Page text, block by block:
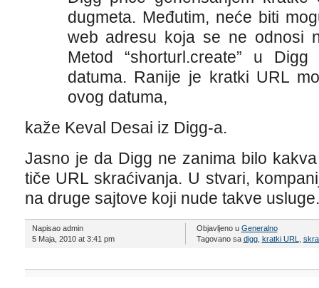
dugmeta. Međutim, neće biti
web adresu koja se ne odnosi
Metod “shorturl.create” u
datuma. Ranije je kratki URL
ovog datuma,
kaže Keval Desai iz Digg-a.
Jasno je da Digg ne zanima bilo
tiče URL skraćivanja. U stvari,
na druge sajtove koji nude takve usluge.
Napisao admin
5 Maja, 2010 at 3:41 pm
Objavljeno u Generalno
Tagovano sa digg, kratki URL